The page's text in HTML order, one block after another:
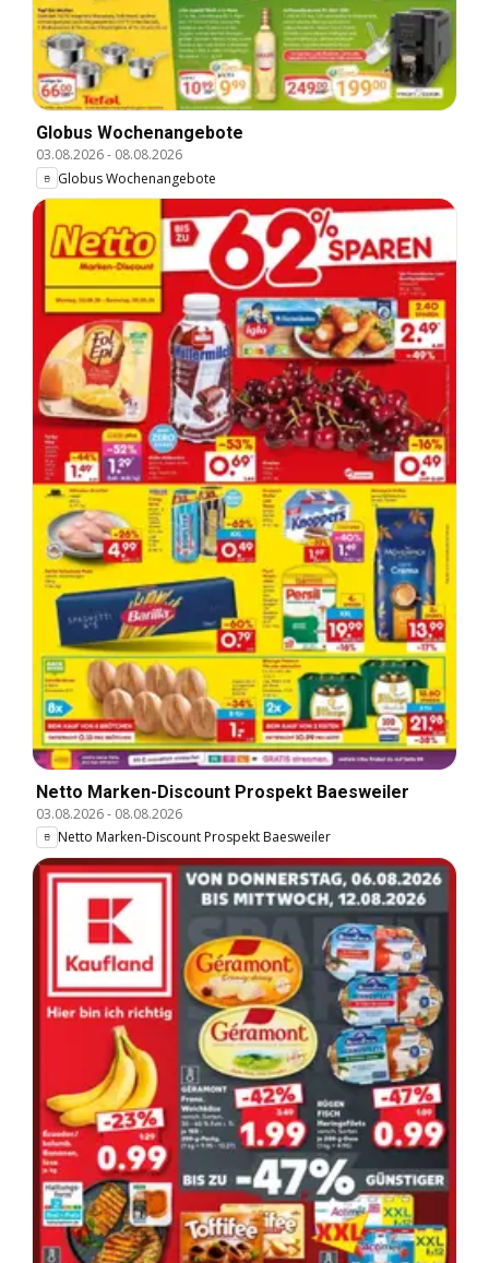
Globus Wochenangebote
03.08.2026- 08.08.2026
Globus Wochenangebote
Netto Marken-Discount Prospekt Baesweiler
03.08.2026- 08.08.2026
Netto Marken-Discount Prospekt Baesweiler